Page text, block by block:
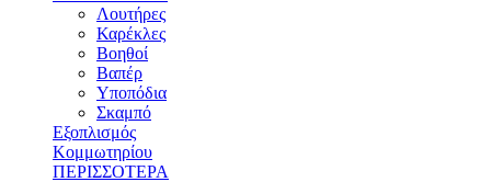
Λουτήρες
Καρέκλες
Βοηθοί
Βαπέρ
Υποπόδια
Σκαμπό
Εξοπλισμός
Κομμωτηρίου
ΠΕΡΙΣΣΟΤΕΡΑ